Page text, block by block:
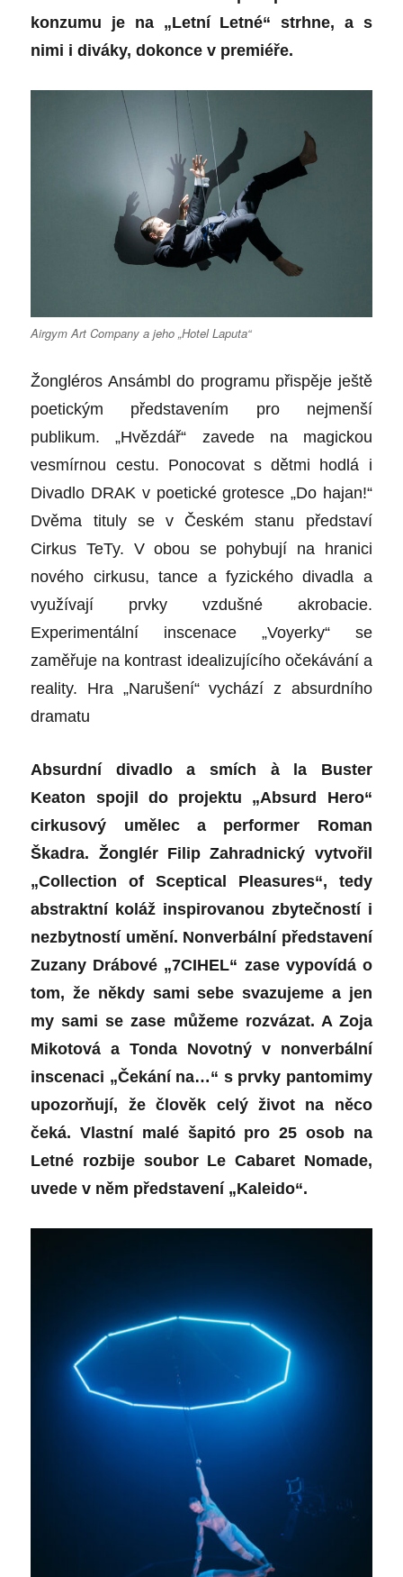
konzumu je na „Letní Letné“ strhne, a s
nimi i diváky, dokonce v premiéře.
Airgym Art Company a jeho „Hotel Laputa“
Žongléros Ansámbl do programu přispěje ještě
poetickým představením pro nejmenší
publikum. „Hvězdář“ zavede na magickou
vesmírnou cestu. Ponocovat s dětmi hodlá i
Divadlo DRAK v poetické grotesce „Do hajan!“
Dvěma tituly se v Českém stanu představí
Cirkus TeTy. V obou se pohybují na hranici
nového cirkusu, tance a fyzického divadla a
využívají prvky vzdušné akrobacie.
Experimentální inscenace „Voyerky“se
zaměřuje na kontrast idealizujícího očekávání a
reality. Hra „Narušení“ vychází z absurdního
dramatu
Absurdní divadlo a smích à la Buster
Keaton spojil do projektu „Absurd Hero“
cirkusový umělec a performer Roman
Škadra. Žonglér Filip Zahradnický vytvořil
„Collection of Sceptical Pleasures“, tedy
abstraktní koláž inspirovanou zbytečností i
nezbytností umění. Nonverbální představení
Zuzany Drábové „7CIHEL“ zase vypovídá o
tom, že někdy sami sebe svazujeme a jen
my sami se zase můžeme rozvázat. A Zoja
Mikotová a Tonda Novotný v nonverbální
inscenaci „Čekání na…“ s prvky pantomimy
upozorňují, že člověk celý život na něco
čeká. Vlastní malé šapitó pro 25 osob na
Letné rozbije soubor Le Cabaret Nomade,
uvede v něm představení „Kaleido“.